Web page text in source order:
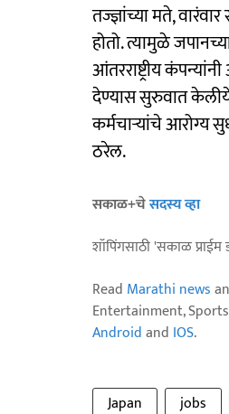
तज्ज्ञांच्या मते,
होतो. त्यामुळे
आंतरराष्ट्रीय
देण्यास सुरुवात
कर्मचाऱ्यांचे आरोग्य
ठरेल.
सकाळ+चेसदस्य व्हा
शॉपिंगसाठी 'सकाळ
Read Marathi news
Entertainment,
Androidand IOS.
Japan jobs